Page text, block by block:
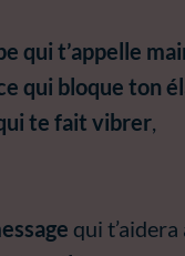
qui t’appelle
qui bloque ton
te fait vibrer,
qui